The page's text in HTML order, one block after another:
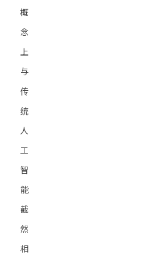
概
念
上
与
传
统
人
工
智
能
截
然
相